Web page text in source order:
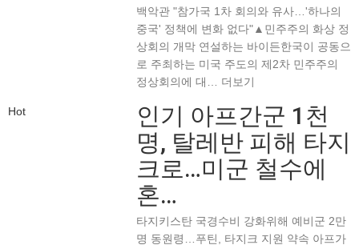
백악관 "참가국 1차 회의와 유사…'하나의
중국' 정책에 변화 없다"▲민주주의 화상 정
상회의 개막 연설하는 바이든한국이 공동으
로 주최하는 미국 주도의 제2차 민주주의
정상회의에 대… 더보기
Hot 인기 아프간군 1천
명, 탈레반 피해 타지
크로…미군 철수에
혼…
타지키스탄 국경수비 강화위해 예비군 2만
명 동원령…푸틴, 타지크 지원 약속 아프가